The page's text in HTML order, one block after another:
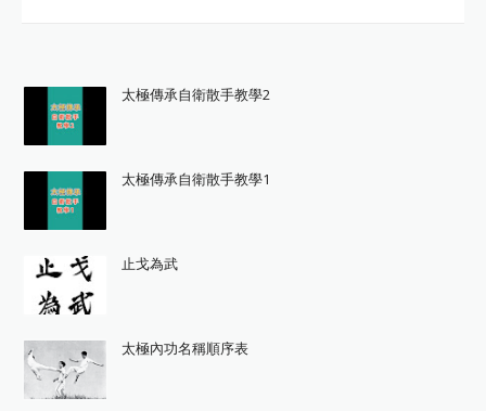
太極傳承自衛散手教學2
太極傳承自衛散手教學1
止戈為武
太極內功名稱順序表